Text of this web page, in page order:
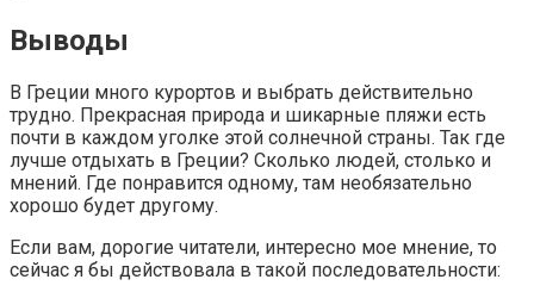
Выводы
В Греции много курортов и выбрать действительно
трудно. Прекрасная природа и шикарные пляжи есть
почти в каждом уголке этой солнечной страны. Так где
лучше отдыхать в Греции? Сколько людей, столько и
мнений. Где понравится одному, там необязательно
хорошо будет другому.
Если вам, дорогие читатели, интересно мое мнение, то
сейчас я бы действовала в такой последовательности: